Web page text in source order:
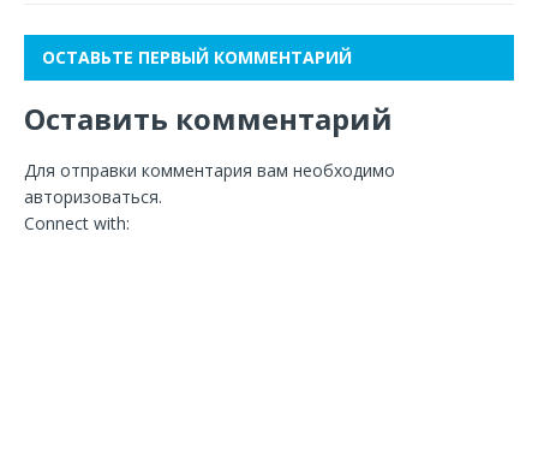
ОСТАВЬТЕ ПЕРВЫЙ КОММЕНТАРИЙ
Оставить комментарий
Для отправки комментария вам необходимо
авторизоваться.
Connect with: